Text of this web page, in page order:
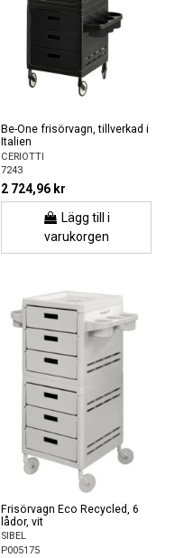
Be-One frisörvagn, tillverkad i
Italien
CERIOTTI
7243
2 724,96 kr
Lägg till i
varukorgen
Frisörvagn Eco Recycled, 6
lådor, vit
SIBEL
P005175